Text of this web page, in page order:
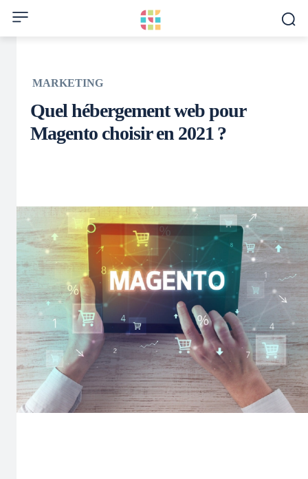
MARKETING
Quel hébergement web pour
Magento choisir en 2021 ?